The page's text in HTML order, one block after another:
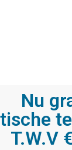
Nu
T.W.V